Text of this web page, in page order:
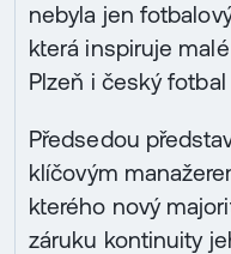
nebyla jen
která inspiruje
Plzeň i český fotbal
Předsedou
klíčovým
kterého nový
záruku kontinuity